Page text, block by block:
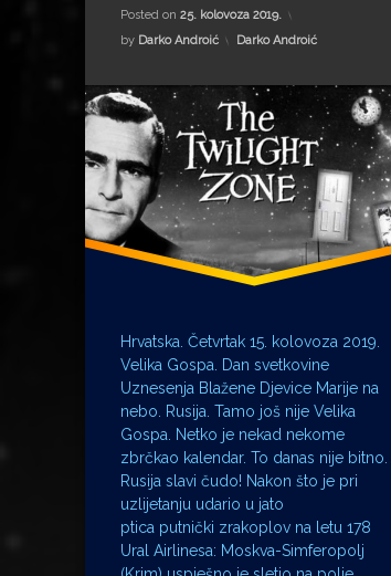
Posted on 25. kolovoza 2019.
by Darko Androić Kategorije:
Darko Androić
Hrvatska. Četvrtak 15. kolovoza 2019.
Velika Gospa. Dan svetkovine
Uznesenja Blažene Djevice Marije na
nebo. Rusija. Tamo još nije Velika
Gospa. Netko je nekad nekome
zbrčkao kalendar. To danas nije bitno.
Rusija slavi čudo! Nakon što je pri
uzlijetanju udario u jato
ptica putnički zrakoplov na letu 178
Ural Airlinesa: Moskva-Simferopolj
Airbus A321
Boeing 777
Croatia Airlines
Damir Jusupov
Kapetan James T. Kirk
Krim
Metropolonačelnik
MH17
Rusija
Soči
Ural Airlines
USS Enterprise
William Shatner
Zvjezdane staze